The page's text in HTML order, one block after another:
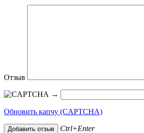
Отзыв
→
Обновить капчу (CAPTCHA)
Ctrl+Enter